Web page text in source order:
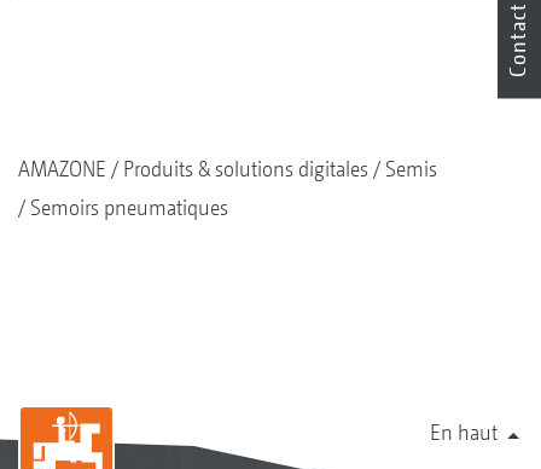
AMAZONE Produits & solutions digitales
Semis
Semoirs pneumatiques
En haut
Contact